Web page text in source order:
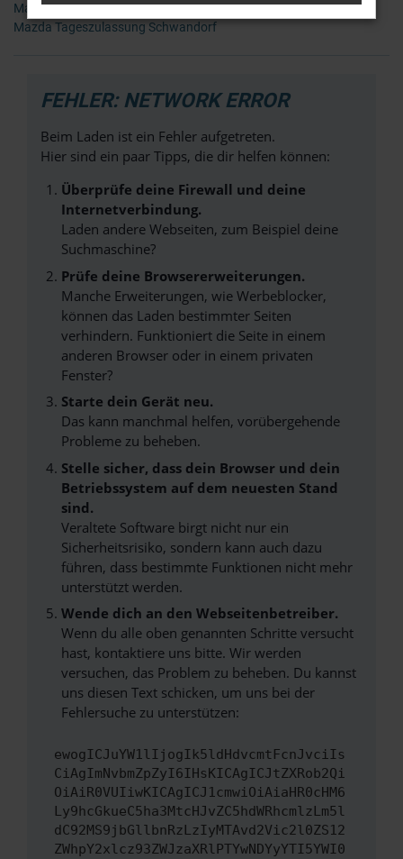
Mazda Neuwagen Schwandorf
Mazda Tageszulassung Schwandorf
FEHLER: NETWORK ERROR
Beim Laden ist ein Fehler aufgetreten.
Hier sind ein paar Tipps, die dir helfen können:
Überprüfe deine Firewall und deine
Internetverbindung.
Laden andere Webseiten, zum Beispiel deine
Suchmaschine?
Prüfe deine Browsererweiterungen.
Manche Erweiterungen, wie Werbeblocker,
können das Laden bestimmter Seiten
verhindern. Funktioniert die Seite in einem
anderen Browser oder in einem privaten
Fenster?
Starte dein Gerät neu.
Das kann manchmal helfen, vorübergehende
Probleme zu beheben.
Stelle sicher, dass dein Browser und dein
Betriebssystem auf dem neuesten Stand
sind.
Veraltete Software birgt nicht nur ein
Sicherheitsrisiko, sondern kann auch dazu
führen, dass bestimmte Funktionen nicht mehr
unterstützt werden.
Wende dich an den Webseitenbetreiber.
Wenn du alle oben genannten Schritte versucht
hast, kontaktiere uns bitte. Wir werden
versuchen, das Problem zu beheben. Du kannst
uns diesen Text schicken, um uns bei der
Fehlersuche zu unterstützen:
ewogICJuYW1lIjogIk5ldHdvcmtFcnJvciIs
CiAgImNvbmZpZyI6IHsKICAgICJtZXRob2Qi
OiAiR0VUIiwKICAgICJ1cmwiOiAiaHR0cHM6
Ly9hcGkueC5ha3MtcHJvZC5hdWRhcmlzLm5l
dC92MS9jbGllbnRzLzIyMTAvd2Vic2l0ZS12
ZWhpY2xlcz93ZWJzaXRlPTYwNDYyYTI5YWI0